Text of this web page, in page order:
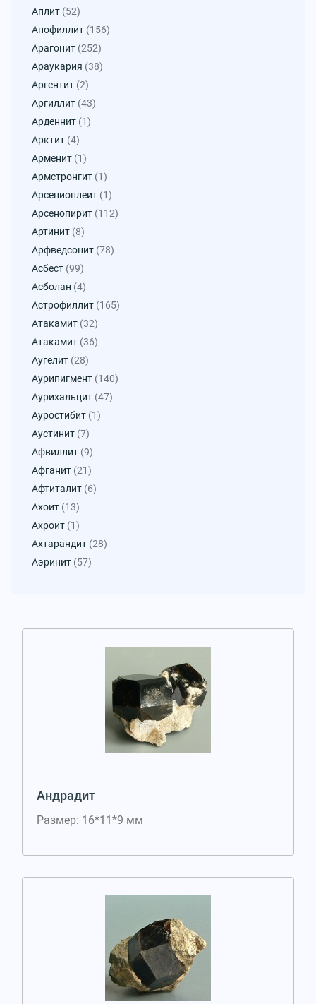
Аплит (52)
Апофиллит (156)
Арагонит (252)
Араукария (38)
Аргентит (2)
Аргиллит (43)
Арденнит (1)
Арктит (4)
Арменит (1)
Армстронгит (1)
Арсениоплеит (1)
Арсенопирит (112)
Артинит (8)
Арфведсонит (78)
Асбест (99)
Асболан (4)
Астрофиллит (165)
Атакамит (32)
Атакамит (36)
Аугелит (28)
Аурипигмент (140)
Аурихальцит (47)
Ауростибит (1)
Аустинит (7)
Афвиллит (9)
Афганит (21)
Афтиталит (6)
Ахоит (13)
Ахроит (1)
Ахтарандит (28)
Аэринит (57)
Андрадит
Размер: 16*11*9 мм